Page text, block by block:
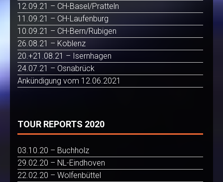
12.09.21 – CH-Basel/Pratteln
11.09.21 – CH-Laufenburg
10.09.21 – CH-Bern/Rubigen
26.08.21 – Koblenz
20.+21.08.21 – Isernhagen
24.07.21 – Osnabrück
Ankündigung vom 12.06.2021
TOUR REPORTS 2020
03.10.20 – Buchholz
29.02.20 – NL-Eindhoven
22.02.20 – Wolfenbüttel